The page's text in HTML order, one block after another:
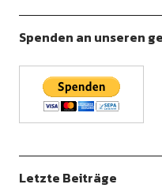
Spenden an unseren
Letzte Beiträge